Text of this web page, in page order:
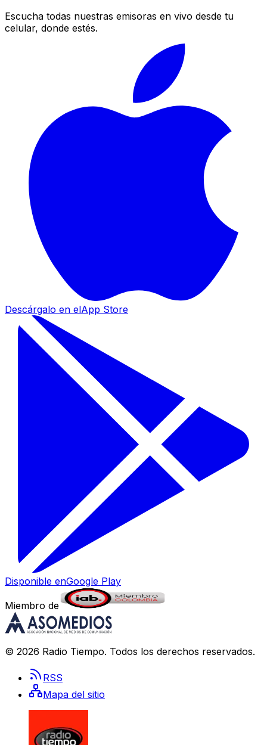
Escucha todas nuestras emisoras en vivo desde tu
celular, donde estés.
Descárgalo en elApp Store
Disponible enGoogle Play
Miembro de
© 2026 Radio Tiempo. Todos los derechos reservados.
RSS
Mapa del sitio